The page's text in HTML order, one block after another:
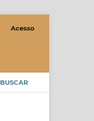
BUSCAR
Acesso